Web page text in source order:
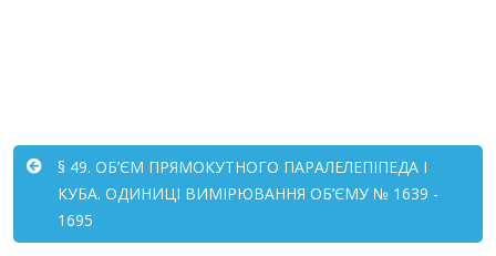
§ 49. ОБ’ЄМ ПРЯМОКУТНОГО ПАРАЛЕЛЕПІПЕДА І
КУБА. ОДИНИЦІ ВИМІРЮВАННЯ ОБ’ЄМУ № 1639 -
1695